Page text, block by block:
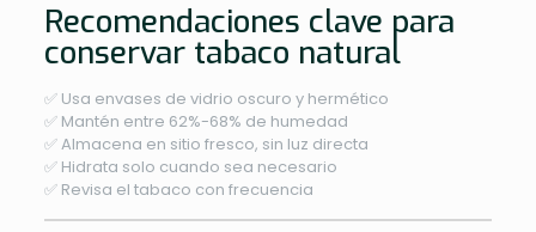
Recomendaciones clave para
conservar tabaco natural
✅ Usa envases de vidrio oscuro y hermético
✅ Mantén entre 62%-68% de humedad
✅ Almacena en sitio fresco, sin luz directa
✅ Hidrata solo cuando sea necesario
✅ Revisa el tabaco con frecuencia